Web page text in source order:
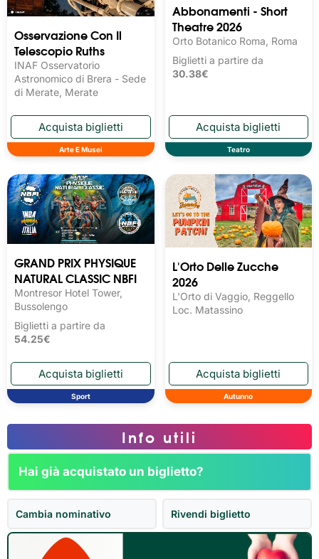
Osservazione Con Il
Telescopio Ruths
INAF Osservatorio
Astronomico di Brera - Sede
di Merate, Merate
Arte E Musei
Abbonamenti - Short
Theatre 2026
Orto Botanico Roma, Roma
Biglietti a partire da
30.38€
Teatro
GRAND PRIX PHYSIQUE
NATURAL CLASSIC NBFI
Montresor Hotel Tower,
Bussolengo
Biglietti a partire da
54.25€
Sport
L'Orto Delle Zucche
2026
L'Orto di Vaggio, Reggello
Loc. Matassino
Autunno
Info utili
Hai già acquistato un biglietto?
Cambia nominativo Rivendi biglietto